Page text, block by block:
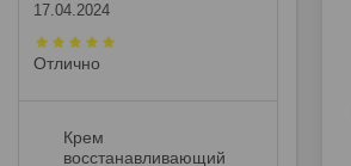
17.04.2024
Отлично
Крем
восстанавливающий